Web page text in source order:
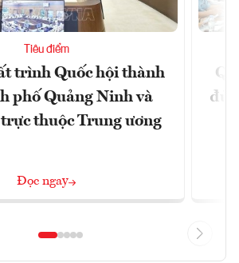
Tiêu điểm
trình Quốc hội thành
phố Quảng Ninh và
thuộc Trung ương
Đọc ngay
đủ